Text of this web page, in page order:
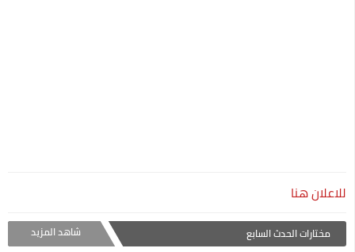
للاعلان هنا
مختارات الحدث السابع شاهد المزيد